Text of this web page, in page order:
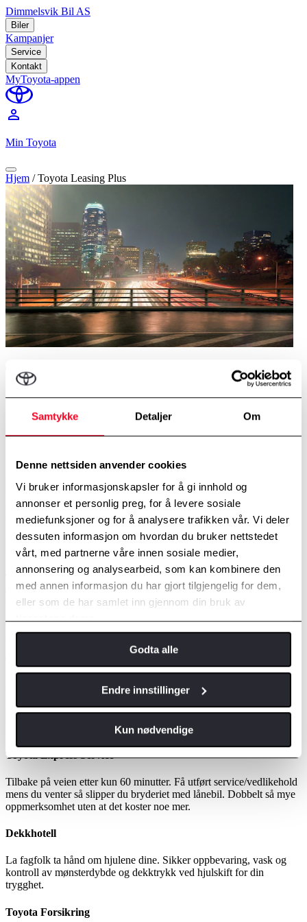
Samtykke Detaljer Om
Denne nettsiden anvender cookies
Vi bruker informasjonskapsler for å gi innhold og
annonser et personlig preg, for å levere sosiale
mediefunksjoner og for å analysere trafikken vår. Vi deler
dessuten informasjon om hvordan du bruker nettstedet
vårt, med partnerne våre innen sosiale medier,
annonsering og analysearbeid, som kan kombinere den
med annen informasjon du har gjort tilgjengelig for dem,
eller som de har samlet inn gjennom din bruk av
tjenestene deres.
Godta alle
Endre innstillinger
Kun nødvendige
Dimmelsvik Bil AS
Biler
Kampanjer
Service
Kontakt
MyToyota-appen
perm_identity
Min Toyota
Hjem /Toyota Leasing Plus
Toyota Leasing Plus
Enkelt bilhold for din bedrift
Med Toyota Leasing Plus får du et enkelt, oversiktlig og trygt
bilhold der du samler alle dine bilholdsutgifter på en månedlig
faktura. Denne inkluderer leasingleie, drivstoff, serviceavtale,
forsikring, dekkhotell m.m.
Med tjenester tilpasset dine behov er dette enkelt og effektiv. Du får
full oversikt over bilholdet og forutsigbare utgifter.
Toyotas landsdekkende nettverk av forhandlere og verksteder gir
deg i tillegg unik tilgjengelighet. Perfekt tilpasset dine behov for et
bekymringsfritt bilhold enten du har én eller flere biler.
Ved å velge Toyota Leasing Plus reduserer du kostnader, samtidig
Med serviceavtale inkludert har du full kontroll på utgiftene.
Kostnadene fordeles på dine månedlige fakturaer.
Toyota Express Service
Tilbake på veien etter kun 60 minutter. Få utført service/vedlikehold
mens du venter så slipper du bryderiet med lånebil. Dobbelt så mye
oppmerksomhet uten at det koster noe mer.
Dekkhotell
La fagfolk ta hånd om hjulene dine. Sikker oppbevaring, vask og
kontroll av mønsterdybde og dekktrykk ved hjulskift for din
trygghet.
Toyota Forsikring